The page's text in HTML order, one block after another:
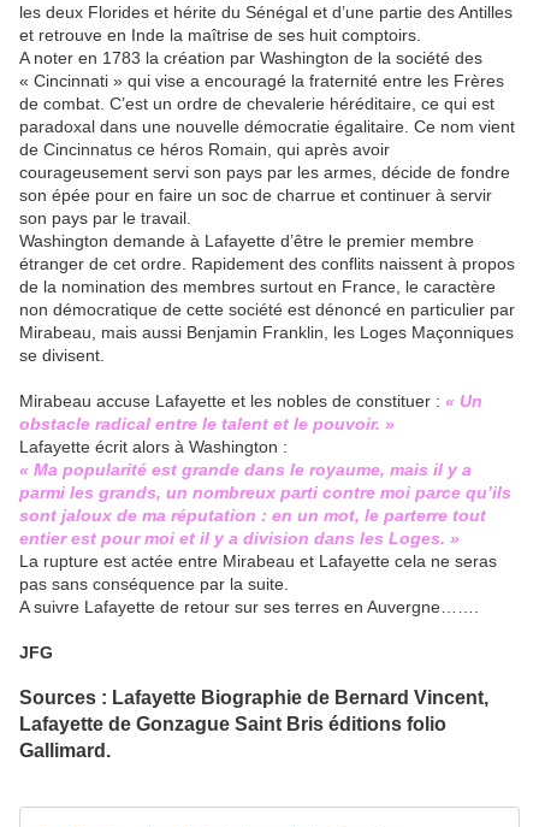
les deux Florides et hérite du Sénégal et d’une partie des Antilles
et retrouve en Inde la maîtrise de ses huit comptoirs.
A noter en 1783 la création par Washington de la société des
« Cincinnati » qui vise a encouragé la fraternité entre les Frères
de combat. C’est un ordre de chevalerie héréditaire, ce qui est
paradoxal dans une nouvelle démocratie égalitaire. Ce nom vient
de Cincinnatus ce héros Romain, qui après avoir
courageusement servi son pays par les armes, décide de fondre
son épée pour en faire un soc de charrue et continuer à servir
son pays par le travail.
Washington demande à Lafayette d’être le premier membre
étranger de cet ordre. Rapidement des conflits naissent à propos
de la nomination des membres surtout en France, le caractère
non démocratique de cette société est dénoncé en particulier par
Mirabeau, mais aussi Benjamin Franklin, les Loges Maçonniques
se divisent.
Mirabeau accuse Lafayette et les nobles de constituer : « Un
obstacle radical entre le talent et le pouvoir. »
Lafayette écrit alors à Washington :
« Ma popularité est grande dans le royaume, mais il y a
parmi les grands, un nombreux parti contre moi parce qu’ils
sont jaloux de ma réputation : en un mot, le parterre tout
entier est pour moi et il y a division dans les Loges. »
La rupture est actée entre Mirabeau et Lafayette cela ne seras
pas sans conséquence par la suite.
A suivre Lafayette de retour sur ses terres en Auvergne…….
JFG
Sources : Lafayette Biographie de Bernard Vincent,
Lafayette de Gonzague Saint Bris éditions folio
Gallimard.